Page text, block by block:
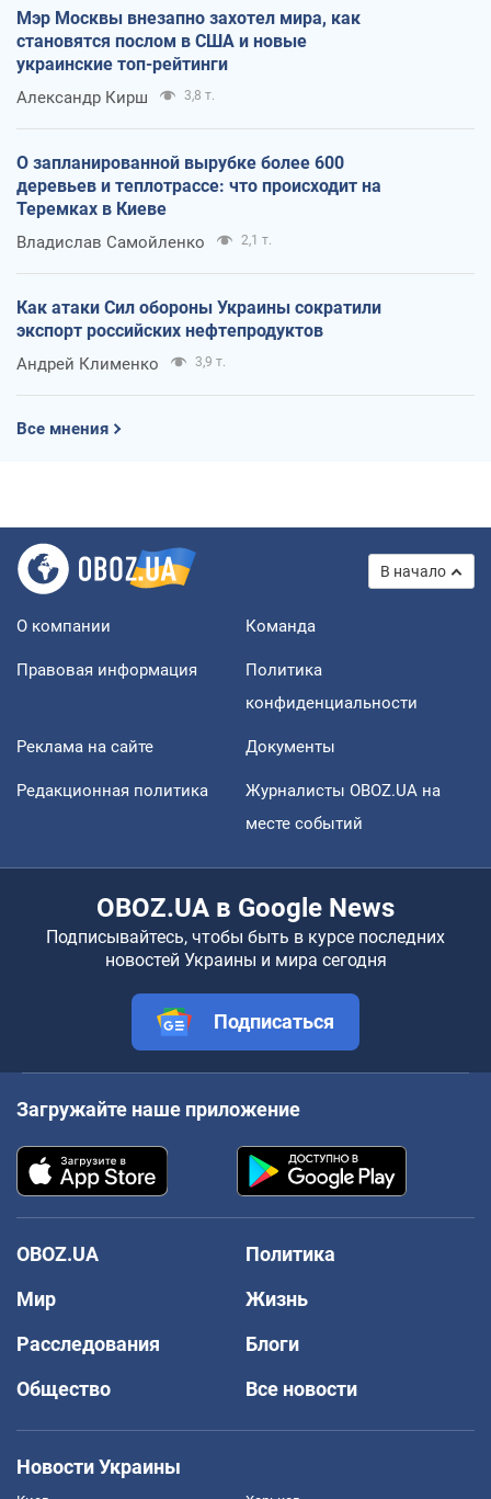
Мэр Москвы внезапно захотел мира, как
становятся послом в США и новые
украинские топ-рейтинги
Александр Кирш 3,8 т.
О запланированной вырубке более 600
деревьев и теплотрассе: что происходит на
Теремках в Киеве
Владислав Самойленко 2,1 т.
Как атаки Сил обороны Украины сократили
экспорт российских нефтепродуктов
Андрей Клименко 3,9 т.
Все мнения
В начало
О компании Команда
Правовая информация
Политика
конфиденциальности
Реклама на сайте Документы
Редакционная политика
Журналисты OBOZ.UA на
месте событий
OBOZ.UA в Google News
Подписывайтесь, чтобы быть в курсе последних
новостей Украины и мира сегодня
Подписаться
Загружайте наше приложение
OBOZ.UA
Политика
Мир
Жизнь
Расследования
Блоги
Общество
Все новости
Новости Украины